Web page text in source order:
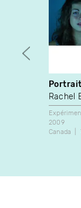
Rachel
2009
Canada